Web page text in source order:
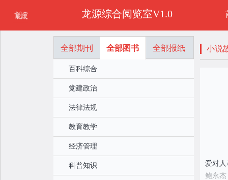
龙源综合阅览室V1.0
全部期刊 全部图书 全部报纸
百科综合
党建政治
法律法规
教育教学
经济管理
科普知识
小说
爱对
鲍永杰